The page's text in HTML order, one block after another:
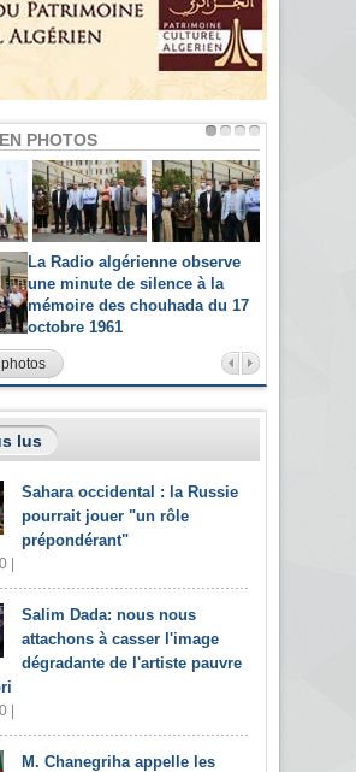
PHOTOS
La Radio algérienne observe
une minute de silence à la
mémoire des chouhada du 17
octobre 1961
lus
Sahara occidental : la Russie
pourrait jouer "un rôle
prépondérant"
|
Salim Dada: nous nous
attachons à casser l'image
dégradante de l'artiste pauvre
|
M. Chanegriha appelle les